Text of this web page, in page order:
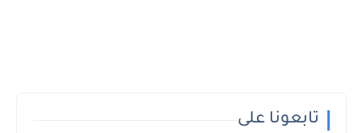
تابعونا على